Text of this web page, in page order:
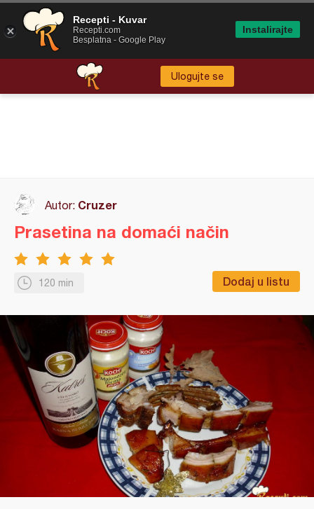
Ulogujte se
Autor: Cruzer
120 min Dodaj u listu
Prasetina na domaći način
Recepti - Kuvar
Recepti.com
Besplatna - Google Play
Instalirajte